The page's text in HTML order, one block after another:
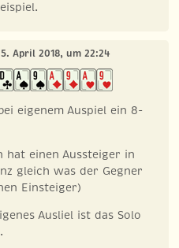
April 2018, um 22:24
eigenem Auspiel ein 8-
hat einen Aussteiger in
gleich was der Gegner
Einsteiger)
Ausliel ist das Solo